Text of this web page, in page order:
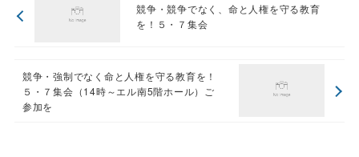
競争・競争でなく、命と人権を守る教育
を！５・７集会
競争・強制でなく命と人権を守る教育を！
５・７集会（14時～エル南5階ホール）ご
参加を